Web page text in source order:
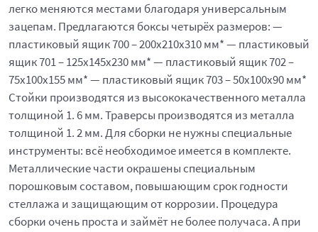
легко меняются местами благодаря универсальным
зацепам. Предлагаются боксы четырёх размеров: —
пластиковый ящик 700 – 200x210x310 мм* — пластиковый
ящик 701 – 125x145x230 мм* — пластиковый ящик 702 –
75x100x155 мм* — пластиковый ящик 703 – 50x100x90 мм*
Стойки производятся из высококачественного металла
толщиной 1. 6 мм. Траверсы производятся из металла
толщиной 1. 2 мм. Для сборки не нужны специальные
инструменты: всё необходимое имеется в комплекте.
Металлические части окрашены специальным
порошковым составом, повышающим срок годности
стеллажа и защищающим от коррозии. Процедура
сборки очень проста и займёт не более получаса. А при